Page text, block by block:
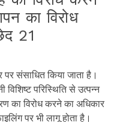
का विरोध
21
संसाधित किया जाता है।
परिस्थिति से उत्पन्न
का विरोध करने का अधिकार
पर भी लागू होता है।